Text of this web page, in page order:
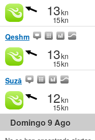
13kn
15kn
Qeshm
13kn
15kn
Suzā
12kn
15kn
Domingo 9 Ago